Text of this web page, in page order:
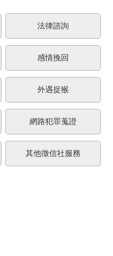
法律諮詢
感情挽回
外遇捉猴
網路犯罪蒐證
其他徵信社服務